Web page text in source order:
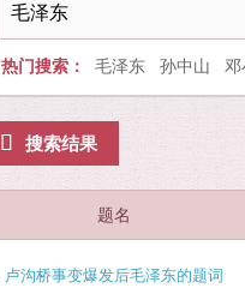
热门搜索： 毛泽东 孙中山
搜索结果
题名
卢沟桥事变爆发后毛泽东的题词